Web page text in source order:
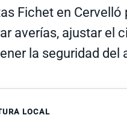
Fichet en Cervelló
averías, ajustar el
la seguridad del
LOCAL